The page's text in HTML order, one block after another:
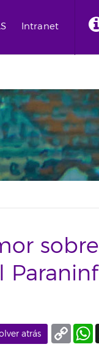
Intranet
atrás
Copy
Link